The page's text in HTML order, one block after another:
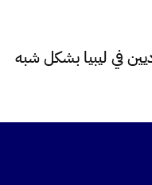
في ليبيا بشكل شبه